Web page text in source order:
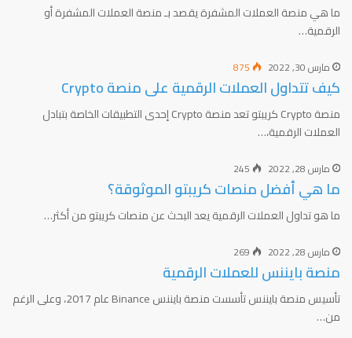
ما هي منصة العملات المشفرة يقصد بـ منصة العملات المشفرة أو
الرقمية…
مارس 30, 2022 875
كيف تتداول العملات الرقمية على منصة Crypto
منصة Crypto كريبتو تعد منصة Crypto إحدى التطبيقات الخاصة بتبادل
العملات الرقمية،…
مارس 28, 2022 245
ما هي أفضل منصات كريبتو الموثوقة؟
ما هو تداول العملات الرقمية يعد البحث عن منصات كريبتو من أكثر…
مارس 28, 2022 269
منصة بايننس للعملات الرقمية
تأسيس منصة بايننس تأسست منصة بايننس Binance عام 2017، وعلى الرغم
من…